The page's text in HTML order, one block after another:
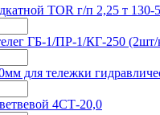
TOR г/п 2,25 т 130-
ГБ-1/ПР-1/КГ-250
для тележки
4СТ-20,0